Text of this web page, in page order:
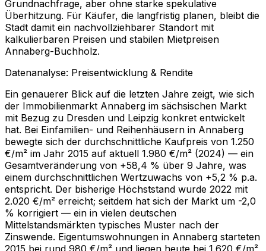
Grundnachfrage, aber ohne starke spekulative
Überhitzung. Für Käufer, die langfristig planen, bleibt die
Stadt damit ein nachvollziehbarer Standort mit
kalkulierbaren Preisen und stabilen Mietpreisen
Annaberg-Buchholz.
Datenanalyse: Preisentwicklung & Rendite
Ein genauerer Blick auf die letzten Jahre zeigt, wie sich
der Immobilienmarkt Annaberg im sächsischen Markt
mit Bezug zu Dresden und Leipzig konkret entwickelt
hat. Bei Einfamilien- und Reihenhäusern in Annaberg
bewegte sich der durchschnittliche Kaufpreis von 1.250
€/m² im Jahr 2015 auf aktuell 1.980 €/m² (2024) — ein
Gesamtveränderung von +58,4 % über 9 Jahre, was
einem durchschnittlichen Wertzuwachs von +5,2 % p.a.
entspricht. Der bisherige Höchststand wurde 2022 mit
2.020 €/m² erreicht; seitdem hat sich der Markt um -2,0
% korrigiert — ein in vielen deutschen
Mittelstandsmärkten typisches Muster nach der
Zinswende. Eigentumswohnungen in Annaberg starteten
2015 bei rund 980 €/m² und liegen heute bei 1.620 €/m²